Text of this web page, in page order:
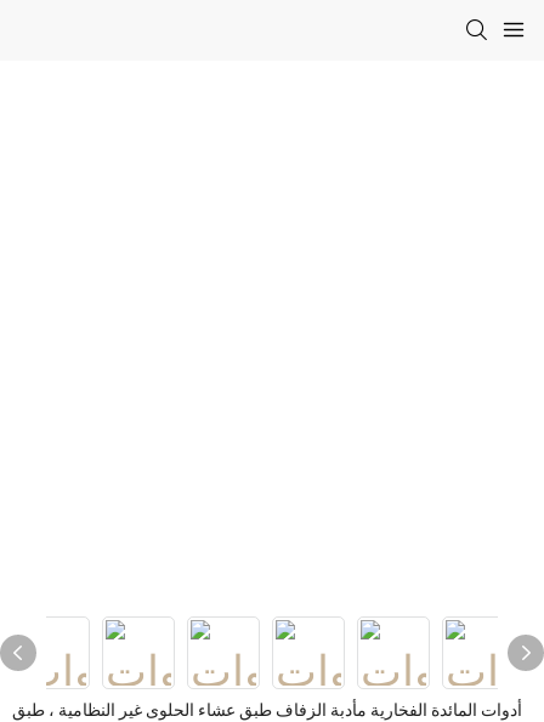
أدوات المائدة الفخارية مأدبة الزفاف طبق عشاء الحلوى غير النظامية ، طبق